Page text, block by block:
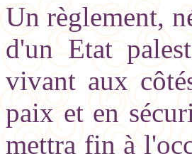
Un règlement,
d'un Etat
vivant aux
paix et en
mettra fin à